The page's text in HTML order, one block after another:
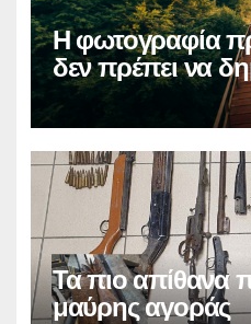
Η φωτογραφία
δεν πρέπει να
Τα πιο απίθανα
μαύρης αγοράς